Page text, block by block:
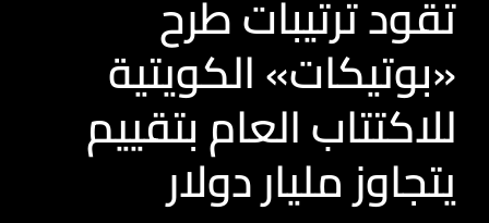
تقود ترتيبات طرح
«بوتيكات» الكويتية
للاكتتاب العام بتقييم
يتجاوز مليار دولار